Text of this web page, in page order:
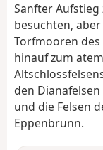
Sanfter Aufstieg
besuchten,
Torfmooren
hinauf zum
den
und die Felsen
Eppenbrunn.